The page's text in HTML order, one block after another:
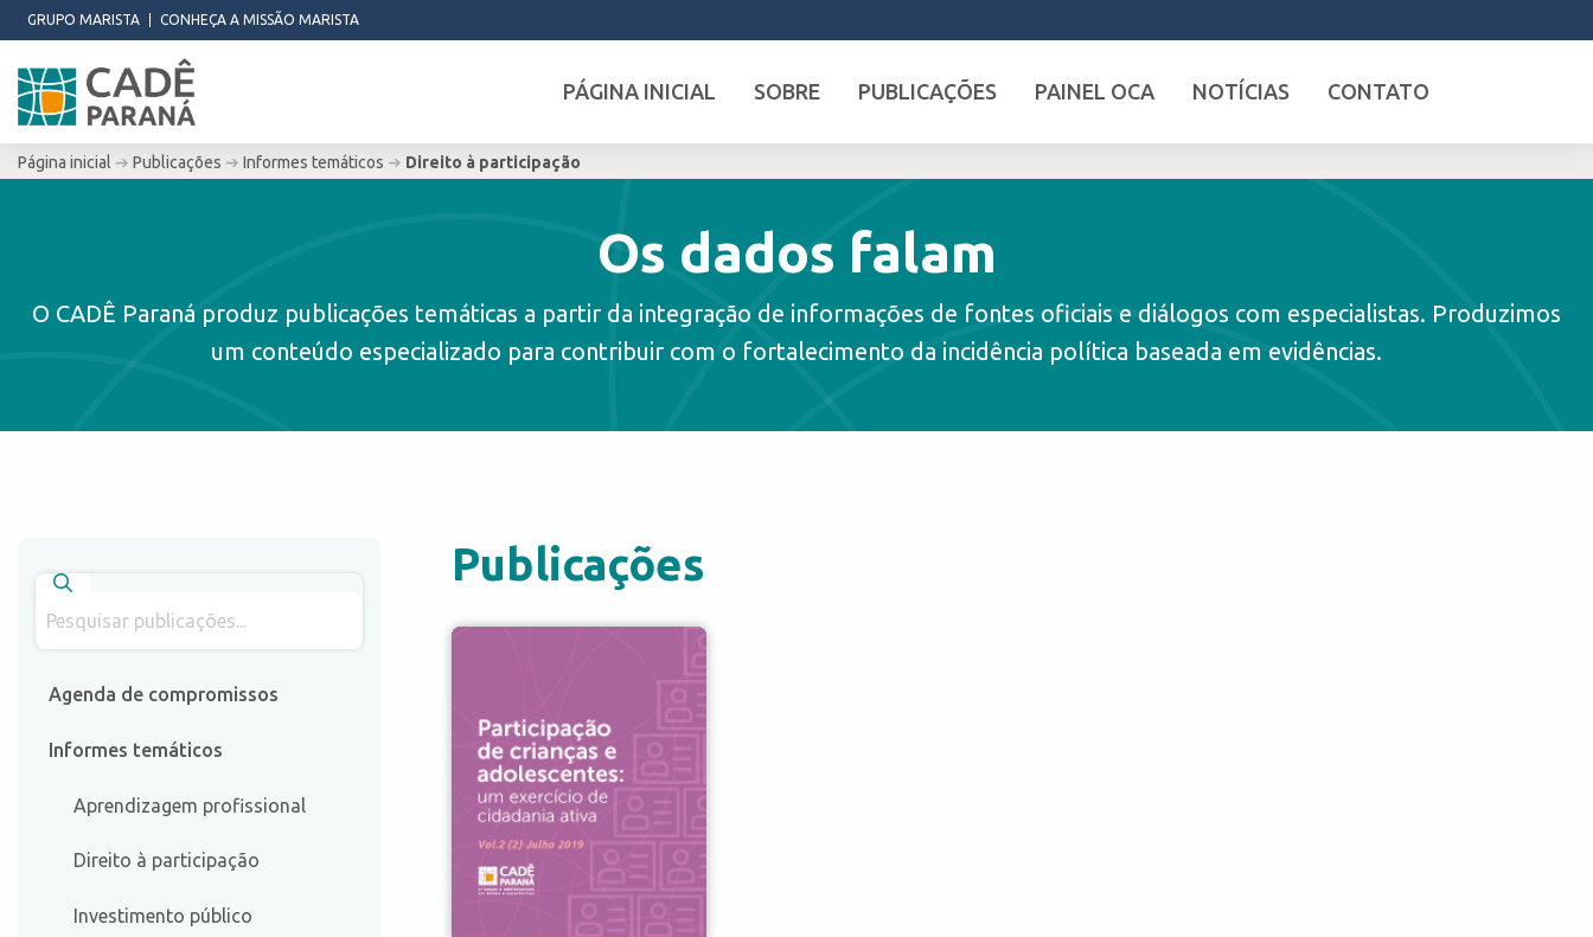
GRUPO MARISTA CONHEÇA A MISSÃO MARISTA
PÁGINA INICIAL SOBRE PUBLICAÇÕES PAINEL OCA NOTÍCIAS CONTATO
Página inicial ➔ Publicações ➔ Informes temáticos ➔ Direito à participação
Os dados falam
O CADÊ Paraná produz publicações temáticas a partir da integração de informações de fontes oficiais e diálogos com especialistas. Produzimos
um conteúdo especializado para contribuir com o fortalecimento da incidência política baseada em evidências.
Publicações
Agenda de compromissos
Informes temáticos
Aprendizagem profissional
Direito à participação
Investimento público